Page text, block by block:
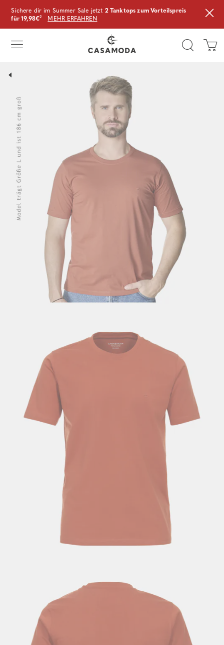
Sichere dir im Summer Sale jetzt 2 Tanktops zum Vorteilspreis
für 19,98€² MEHR ERFAHREN